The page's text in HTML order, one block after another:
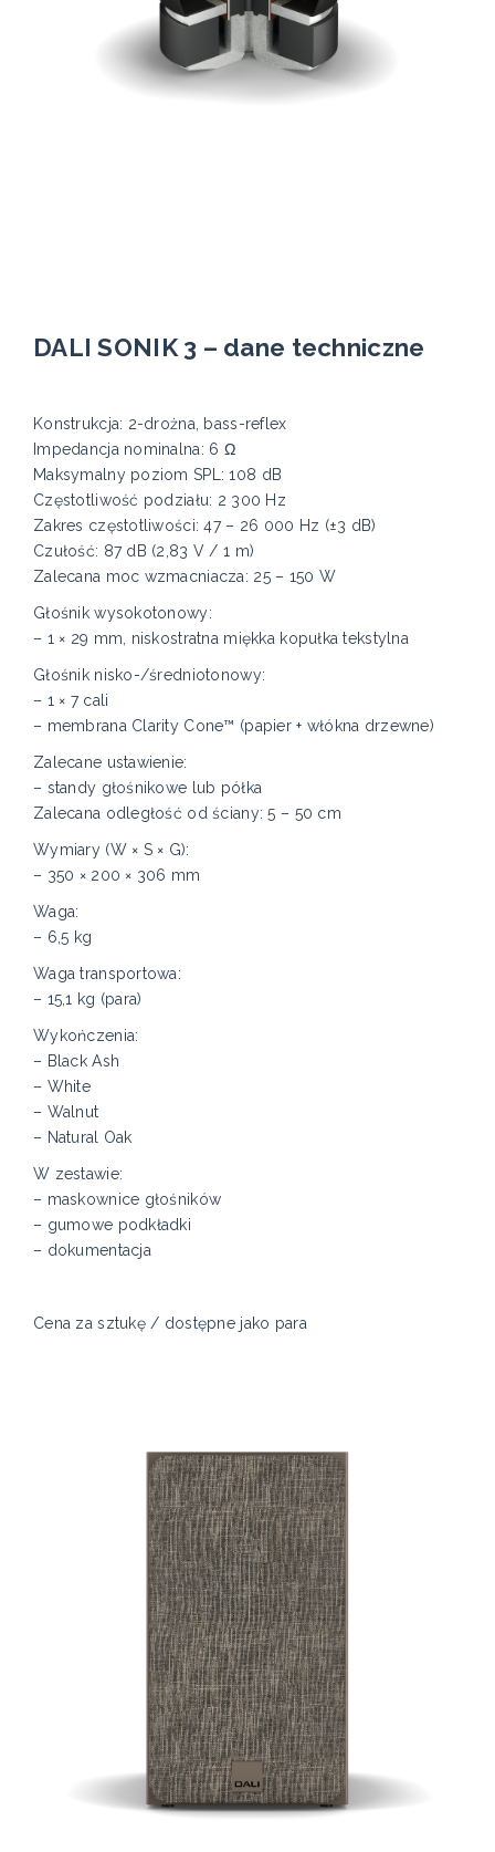
DALI SONIK 3 – dane techniczne
Konstrukcja: 2-drożna, bass-reflex
Impedancja nominalna: 6 Ω
Maksymalny poziom SPL: 108 dB
Częstotliwość podziału: 2 300 Hz
Zakres częstotliwości: 47 – 26 000 Hz (±3 dB)
Czułość: 87 dB (2,83 V / 1 m)
Zalecana moc wzmacniacza: 25 – 150 W
Głośnik wysokotonowy:
– 1 × 29 mm, niskostratna miękka kopułka tekstylna
Głośnik nisko-/średniotonowy:
– 1 × 7 cali
– membrana Clarity Cone™ (papier + włókna drzewne)
Zalecane ustawienie:
– standy głośnikowe lub półka
Zalecana odległość od ściany: 5 – 50 cm
Wymiary (W × S × G):
– 350 × 200 × 306 mm
Waga:
– 6,5 kg
Waga transportowa:
– 15,1 kg (para)
Wykończenia:
– Black Ash
– White
– Walnut
– Natural Oak
W zestawie:
– maskownice głośników
– gumowe podkładki
– dokumentacja
Cena za sztukę / dostępne jako para